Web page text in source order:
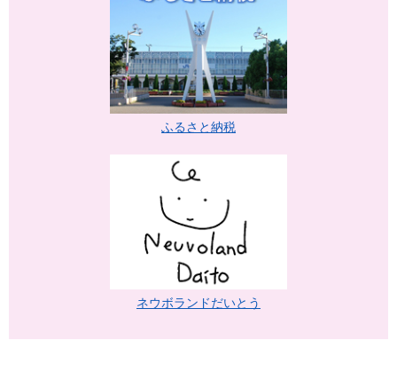
ふるさと納税
ネウボランドだいとう